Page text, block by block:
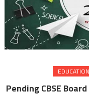
EDUCATION
Pending CBSE